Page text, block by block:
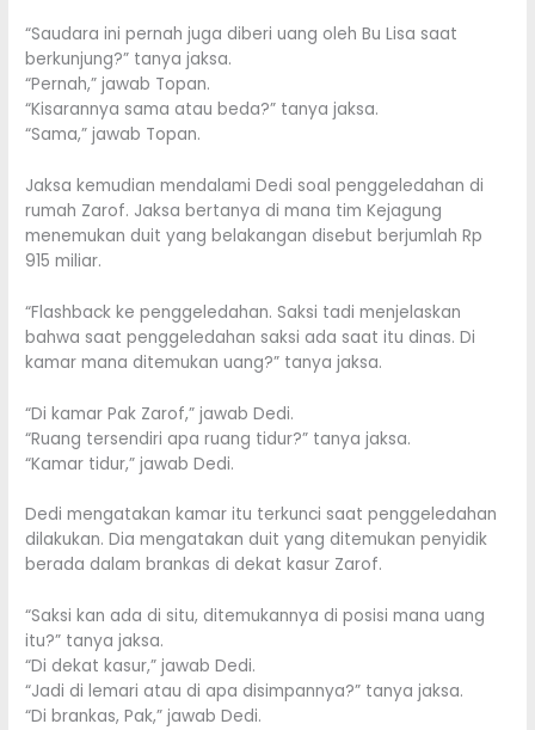
“Saudara ini pernah juga diberi uang oleh Bu Lisa saat
berkunjung?” tanya jaksa.
“Pernah,” jawab Topan.
“Kisarannya sama atau beda?” tanya jaksa.
“Sama,” jawab Topan.
Jaksa kemudian mendalami Dedi soal penggeledahan di
rumah Zarof. Jaksa bertanya di mana tim Kejagung
menemukan duit yang belakangan disebut berjumlah Rp
915 miliar.
“Flashback ke penggeledahan. Saksi tadi menjelaskan
bahwa saat penggeledahan saksi ada saat itu dinas. Di
kamar mana ditemukan uang?” tanya jaksa.
“Di kamar Pak Zarof,” jawab Dedi.
“Ruang tersendiri apa ruang tidur?” tanya jaksa.
“Kamar tidur,” jawab Dedi.
Dedi mengatakan kamar itu terkunci saat penggeledahan
dilakukan. Dia mengatakan duit yang ditemukan penyidik
berada dalam brankas di dekat kasur Zarof.
“Saksi kan ada di situ, ditemukannya di posisi mana uang
itu?” tanya jaksa.
“Di dekat kasur,” jawab Dedi.
“Jadi di lemari atau di apa disimpannya?” tanya jaksa.
“Di brankas, Pak,” jawab Dedi.